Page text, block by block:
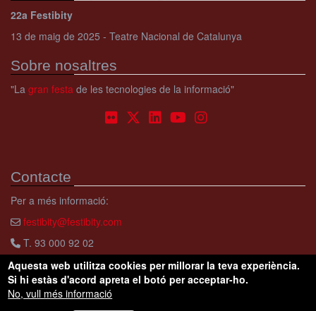
22a Festibity
13 de maig de 2025 - Teatre Nacional de Catalunya
Sobre nosaltres
"La gran festa de les tecnologies de la informació"
Contacte
Per a més informació:
festibity@festibity.com
T. 93 000 92 02
Aquesta web utilitza cookies per millorar la teva experiència.
Si hi estàs d'acord apreta el botó per acceptar-ho.
No, vull més informació